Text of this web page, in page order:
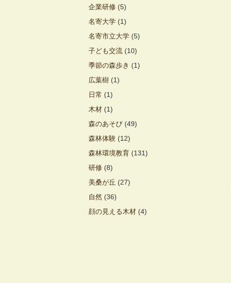
企業研修 (5)
名寄大学 (1)
名寄市立大学 (5)
子ども交流 (10)
季節の森歩き (1)
広葉樹 (1)
日常 (1)
木材 (1)
森のあそび (49)
森林体験 (12)
森林環境教育 (131)
研修 (8)
美桑が丘 (27)
自然 (36)
顔の見える木材 (4)